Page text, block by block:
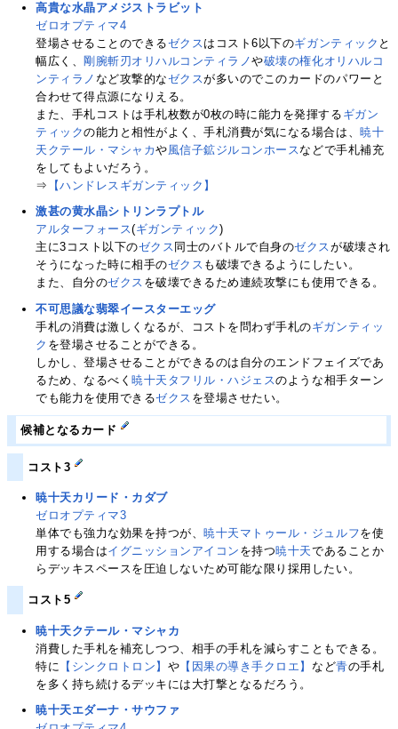
高貴な水晶アメジストラビット
ゼロオプティマ4
登場させることのできるゼクスはコスト6以下のギガンティック と
幅広く、 剛腕斬刃オリハルコンティラノや破壊の権化オリハルコ
ンティラノ など攻撃的なゼクスが多いのでこのカードのパワーと
合わせて得点源になりえる。
また、手札コストは手札枚数が0枚の時に能力を発揮する ギガン
ティックの能力と相性がよく、手札消費が気になる場合は、暁十
天クテール・マシャカや風信子鉱ジルコンホースなどで手札補充
をしてもよいだろう。
⇒
【ハンドレスギガンティック】
激甚の黄水晶シトリンラプトル
アルターフォース(ギガンティック)
主に3コスト以下のゼクス 同士のバトルで自身のゼクスが破壊され
そうになった時に相手のゼクス も破壊できるようにしたい。
また、自分のゼクス を破壊できるため連続攻撃にも使用できる。
不可思議な翡翠イースターエッグ
手札の消費は激しくなるが、コストを問わず手札のギガンティッ
ク を登場させることができる。
しかし、登場させることができるのは自分のエンドフェイズであ
るため、なるべく暁十天タフリル・ハジェスのような相手ターン
でも能力を使用できるゼクス を登場させたい。
候補となるカード
コスト3
暁十天カリード・カダブ
ゼロオプティマ3
単体でも強力な効果を持つが、暁十天マトゥール・ジュルフを使
用する場合はイグニッションアイコン を持つ暁十天であることか
らデッキスペースを圧迫しないため可能な限り採用したい。
コスト5
暁十天クテール・マシャカ
消費した手札を補充しつつ、相手の手札を減らすこともできる。
特に 【シンクロトロン】 や 【因果の導き手クロエ】 など青の手札
を多く持ち続けるデッキには大打撃となるだろう。
暁十天エダーナ・サウファ